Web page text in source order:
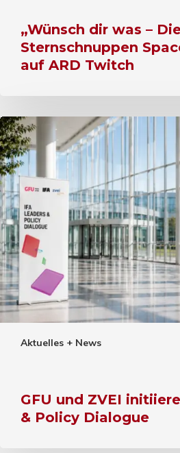
„Wünsch dir was –
Sternschnuppen
auf ARD Twitch
Aktuelles + News
GFU und ZVEI
& Policy Dialogue